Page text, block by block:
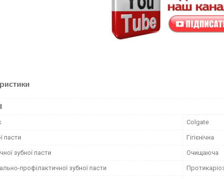
Colgate
пасти Гігієнічна
зубної пасти Очищаюча
профілактичної зубної пасти